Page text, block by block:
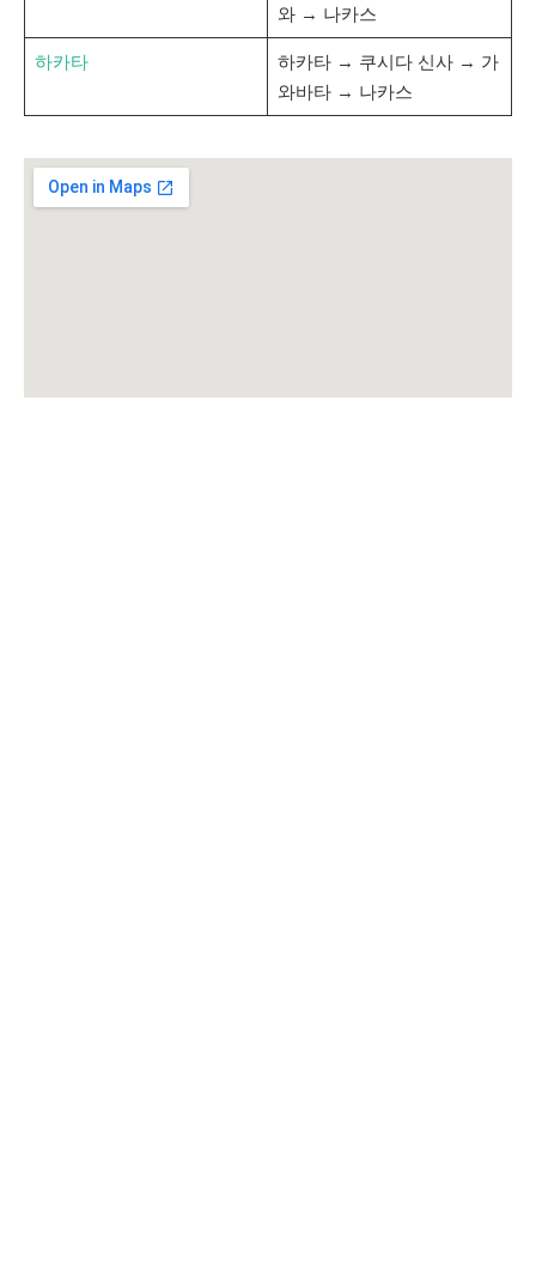
와 → 나카스
하카타
하카타 → 쿠시다 신사 → 가
와바타 → 나카스